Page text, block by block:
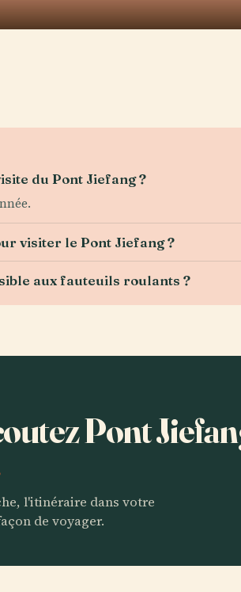
du Pont Jiefang ?
visiter le Pont Jiefang ?
aux fauteuils roulants ?
Pont
l'itinéraire dans votre
de voyager.